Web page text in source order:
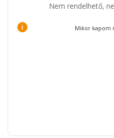
Nem rendelhető,
i Mikor kapom